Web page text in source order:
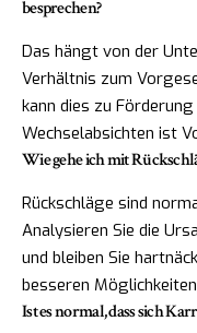
besprechen?
Das hängt von der
Verhältnis zum
kann dies zu
Wechselabsichten ist
Wie gehe ich mit
Rückschläge sind
Analysieren Sie die
und bleiben Sie
besseren
Ist es normal, dass sich